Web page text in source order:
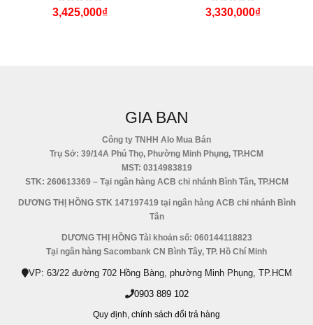
0 out of 5
3,425,000₫ 0out of 5
3,330,000₫
GIA BAN
Công ty TNHH Alo Mua Bán
Trụ Sở: 39/14A Phú Thọ, Phường Minh Phụng, TP.HCM
MST: 0314983819
STK: 260613369 – Tại ngân hàng ACB chi nhánh Bình Tân, TP.HCM
DƯƠNG THỊ HỒNG STK 147197419 tại ngân hàng ACB chi nhánh Bình
Tân
DƯƠNG THỊ HỒNG Tài khoản số: 060144118823
Tại ngân hàng Sacombank CN Bình Tây, TP. Hồ Chí Minh
VP: 63/22 đường 702 Hồng Bàng, phường Minh Phụng, TP.HCM
0903 889 102
Quy định, chính sách đổi trả hàng